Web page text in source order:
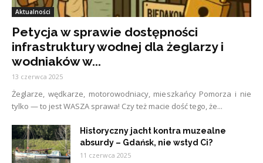
Aktualności
Petycja w sprawie dostępności
infrastruktury wodnej dla żeglarzy i
wodniaków w...
13 czerwca 2025
Żeglarze, wędkarze, motorowodniacy, mieszkańcy Pomorza i nie
tylko — to jest WASZA sprawa! Czy też macie dość tego, że...
Historyczny jacht kontra muzealne
absurdy – Gdańsk, nie wstyd Ci?
11 czerwca 2025